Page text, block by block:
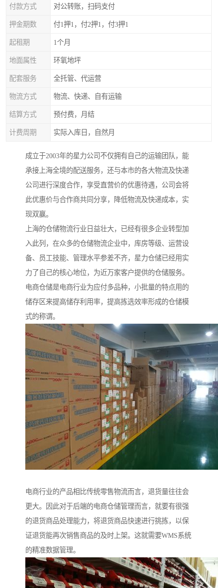
付款方式 对公转账，扫码支付
押金期数 付1押1，付2押1，付3押1
起租期 1个月
地面属性 环氧地坪
配套服务 全托管、代运营
物流方式 物流、快递、自有运输
结算方式 预付费，月结
计费周期 实际入库日，自然月
成立于2003年的星力公司不仅拥有自己的运输团队，能
承接上海全境的配送服务，还与本市的各大物流及快递
公司进行深度合作，享受直营价的优惠待遇，公司会将
此优惠价与合作商共同分享，降低物流及快递成本，实
现双赢。
上海的仓储物流行业日益壮大，已经有很多企业转型加
入此列，在众多的仓储物流企业中，库房等级、运营设
备、员工技能、管理水平参差不齐，星力仓储已经用实
力了自己的核心地位，为近万家客户提供的仓储服务。
电商仓储是电商行业为应付多品种，小批量的特点用的
储存区来提高储存利用率，提高拣选效率形成的仓储模
式的称谓。
电商行业的产品相比传统零售物流而言，退货量往往会
更大。因此对于后端的电商仓储管理而言，就要有很强
的退货商品处理能力，将退货商品快速进行挑拣，以保
证退货能再次销售商品的及时上架。这就需要WMS系统
的精准数据管理。